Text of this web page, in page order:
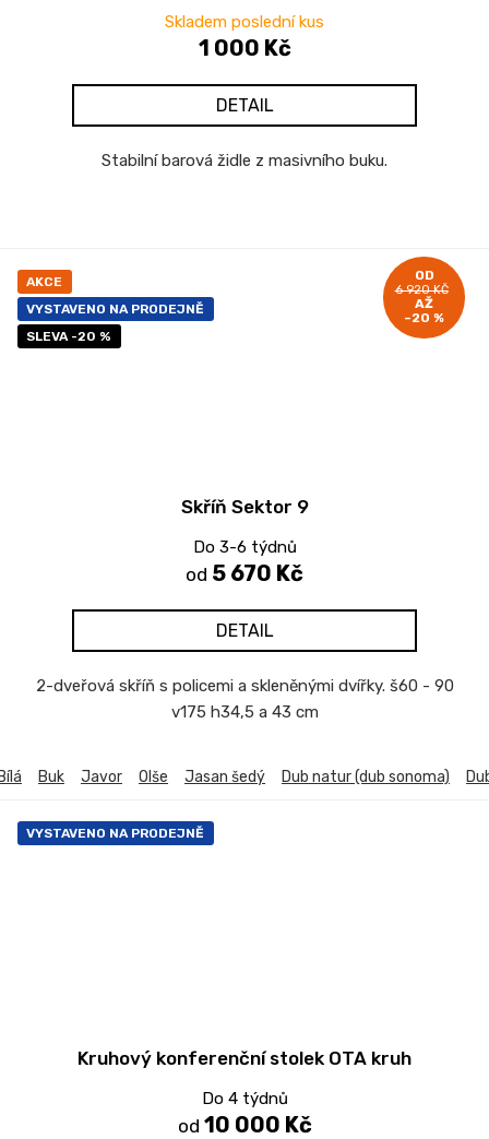
Skladem poslední kus
1 000 Kč
DETAIL
Stabilní barová židle z masivního buku.
AKCE
VYSTAVENO NA PRODEJNĚ
SLEVA -20 %
OD
6 920 KČ
AŽ
–20 %
Skříň Sektor 9
Do 3-6 týdnů
od 5 670 Kč
DETAIL
2-dveřová skříň s policemi a skleněnými dvířky. š60 - 90
v175 h34,5 a 43 cm
Buk Javor Olše Jasan šedý Dub natur (dub sonoma)
VYSTAVENO NA PRODEJNĚ
Kruhový konferenční stolek OTA kruh
Do 4 týdnů
od 10 000 Kč